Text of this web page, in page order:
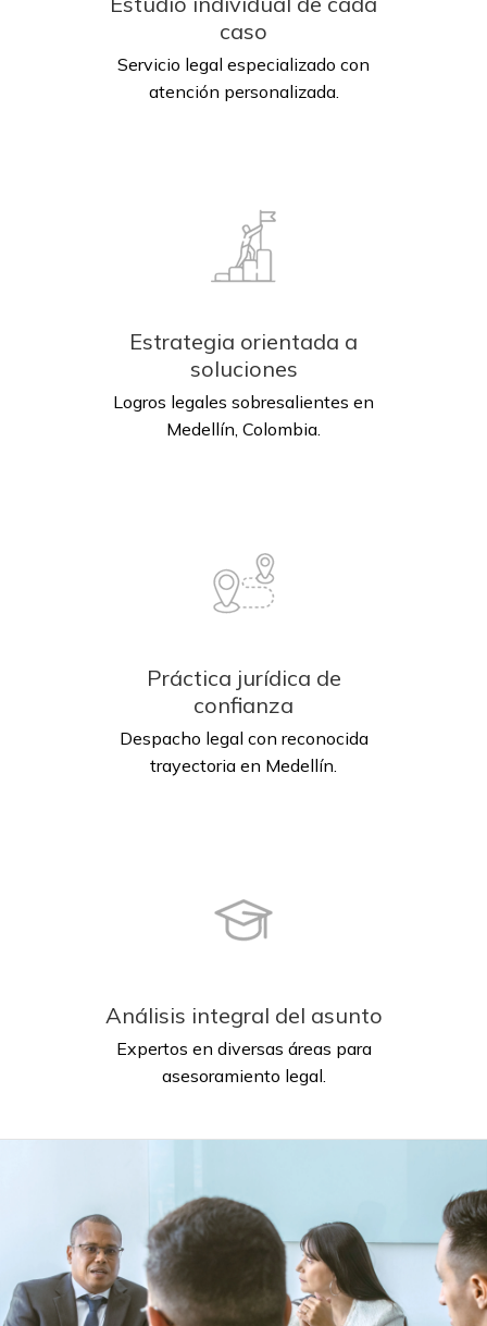
caso
Servicio legal especializado con
atención personalizada.
Estrategia orientada a
soluciones
Logros legales sobresalientes en
Medellín, Colombia.
Práctica jurídica de
confianza
Despacho legal con reconocida
trayectoria en Medellín.
Análisis integral del asunto
Expertos en diversas áreas para
asesoramiento legal.